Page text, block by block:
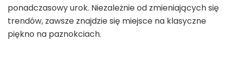
ponadczasowy urok. Niezależnie od zmieniających się
trendów, zawsze znajdzie się miejsce na klasyczne
piękno na paznokciach.